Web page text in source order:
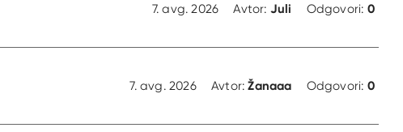
7. avg. 2026 Avtor: Juli Odgovori: 0
7. avg. 2026 Avtor:Žanaaa Odgovori: 0